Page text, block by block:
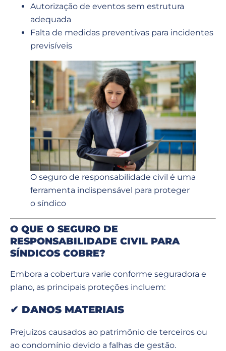
Autorização de eventos sem estrutura
adequada
Falta de medidas preventivas para incidentes
previsíveis
O seguro de responsabilidade civil é uma
ferramenta indispensável para proteger
o síndico
O QUE O SEGURO DE
RESPONSABILIDADE CIVIL PARA
SÍNDICOS COBRE?
Embora a cobertura varie conforme seguradora e
plano, as principais proteções incluem:
✔ DANOS MATERIAIS
Prejuízos causados ao patrimônio de terceiros ou
ao condomínio devido a falhas de gestão.